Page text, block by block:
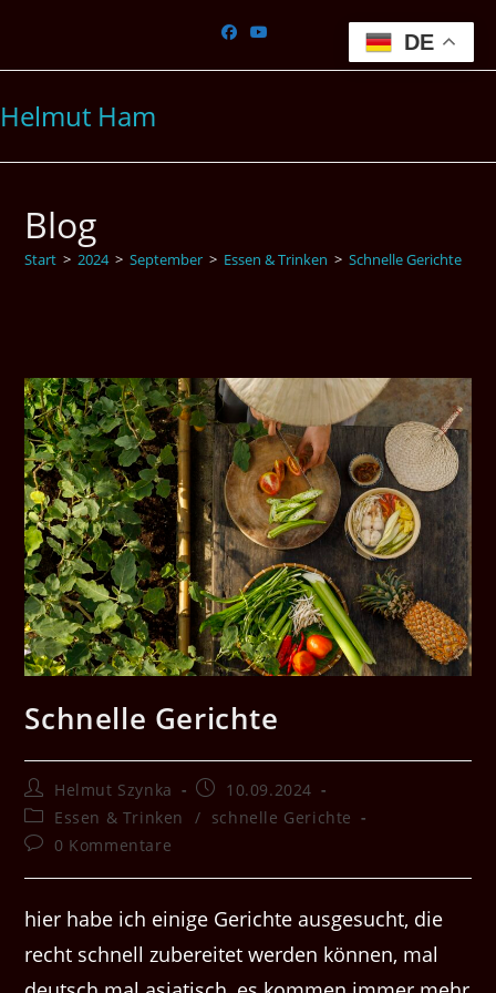
springen
Helmut Ham
Blog
Start > 2024 > September > Essen & Trinken > Schnelle Gerichte
Schnelle Gerichte
Beitrags-
Autor:
Helmut Szynka
Beitrag
veröffentlicht:
10.09.2024
Beitrags-
Kategorie:
Essen & Trinken / schnelle Gerichte
Beitrags-
0 Kommentare
hier habe ich einige Gerichte ausgesucht, die
recht schnell zubereitet werden können, mal
DE